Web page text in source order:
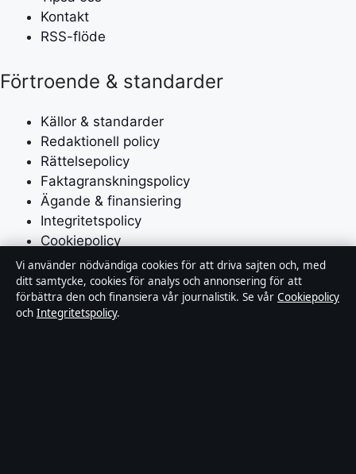
Kontakt
RSS-flöde
Förtroende & standarder
Källor & standarder
Redaktionell policy
Rättelsepolicy
Faktagranskningspolicy
Ägande & finansiering
Integritetspolicy
Cookiepolicy
Om Affärsmagasinet i korthet
Affärsmagasinet är en oberoende svensk digital
Vi använder nödvändiga cookies för att driva sajten och, med
ditt samtycke, cookies för analys och annonsering för att
förbättra den och finansiera vår journalistik. Se vår Cookiepolicy
och Integritetspolicy.